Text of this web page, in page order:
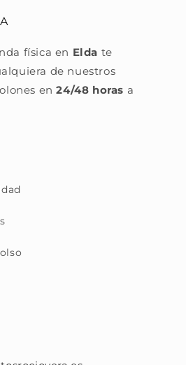
física en Elda te
de nuestros
en24/48 horas a